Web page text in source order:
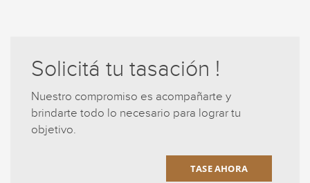
Solicitá tu tasación !
Nuestro compromiso es acompañarte y
brindarte todo lo necesario para lograr tu
objetivo.
TASE AHORA